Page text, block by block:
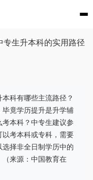
生升本科的实用路径
科有哪些主流路径？
竟学历提升是升学辅
考本科？中专生建议参
考本科或专科，需要
择非全日制学历中的
（来源：中国教育在